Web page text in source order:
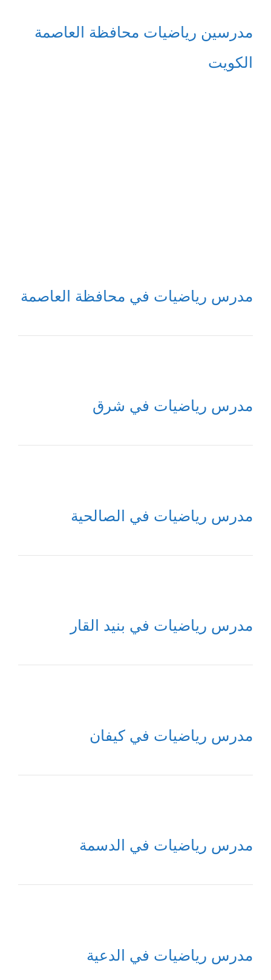
مدرسين رياضيات محافظة العاصمة
الكويت
مدرس رياضيات في محافظة العاصمة
مدرس رياضيات في شرق
مدرس رياضيات في الصالحية
مدرس رياضيات في بنيد القار
مدرس رياضيات في كيفان
مدرس رياضيات في الدسمة
مدرس رياضيات في الدعية